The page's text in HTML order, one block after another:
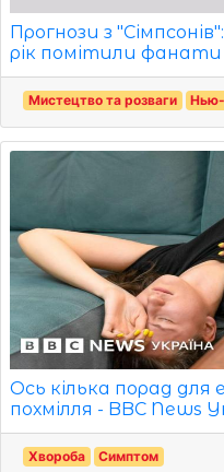
Прогнози з
рік помітили фанати
Мистецтво та розваги
Ось кілька порад
похмілля - BBC News
Хвороба Симптом